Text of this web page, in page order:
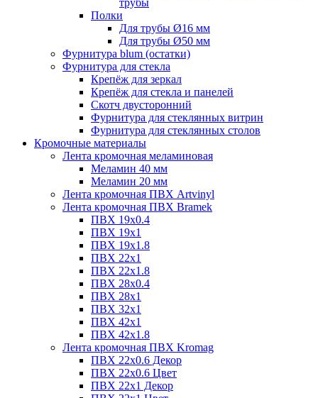
Полки
Для трубы Ø16 мм
Для трубы Ø50 мм
Фурнитура blum (остатки)
Фурнитура для стекла
Крепёж для зеркал
Крепёж для стекла и панелей
Скотч двусторонний
Фурнитура для стеклянных витрин
Фурнитура для стеклянных столов
Кромочные материалы
Лента кромочная меламиновая
Меламин 40 мм
Меламин 20 мм
Лента кромочная ПВХ Artvinyl
Лента кромочная ПВХ Bramek
ПВХ 19x0.4
ПВХ 19х1
ПВХ 19х1.8
ПВХ 22х1
ПВХ 22х1.8
ПВХ 28х0.4
ПВХ 28х1
ПВХ 32x1
ПВХ 42х1
ПВХ 42х1.8
Лента кромочная ПВХ Kromag
ПВХ 22x0.6 Декор
ПВХ 22x0.6 Цвет
ПВХ 22x1 Декор